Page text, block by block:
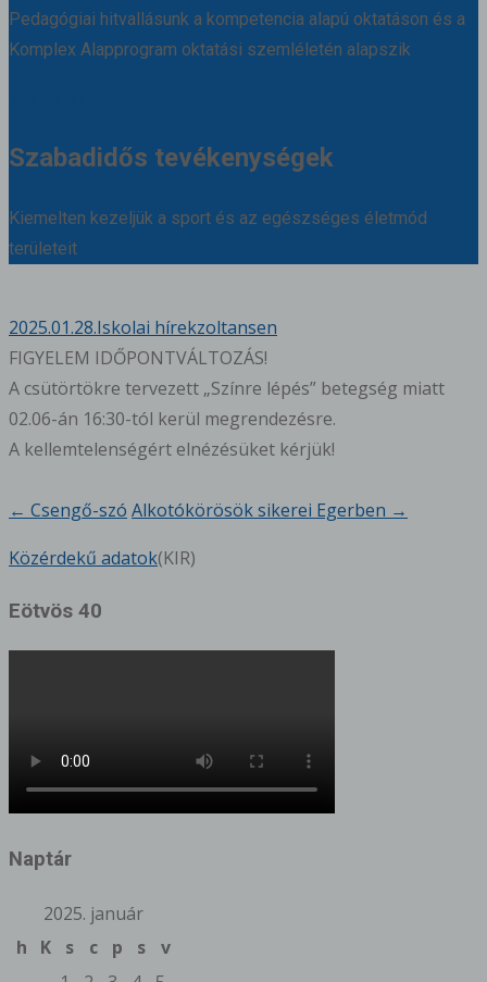
Pedagógiai hitvallásunk a kompetencia alapú oktatáson és a
Komplex Alapprogram oktatási szemléletén alapszik
Szabadidős tevékenységek
Kiemelten kezeljük a sport és az egészséges életmód
területeit
2025.01.28.Iskolai hírekzoltansen
FIGYELEM IDŐPONTVÁLTOZÁS!
A csütörtökre tervezett „Színre lépés” betegség miatt
02.06-án 16:30-tól kerül megrendezésre.
A kellemtelenségért elnézésüket kérjük!
Bejegyzésnavigáció
← Csengő-szó Alkotókörösök sikerei Egerben →
Közérdekű adatok(KIR)
Eötvös 40
Naptár
2025. január
h
K s c p s
v